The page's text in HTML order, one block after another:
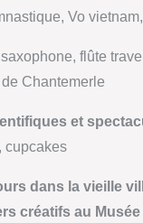
Vo
saxophone, flûte
Chantemerle
et
cupcakes
dans la vieille
créatifs au